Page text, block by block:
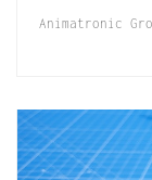
Animatronic